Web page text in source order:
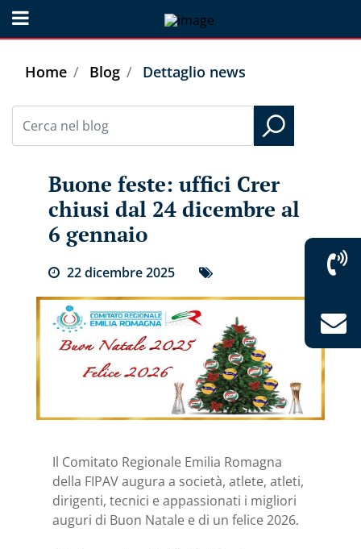
Open menu
Home Blog Dettaglio news
Buone feste: uffici Crer
chiusi dal 24 dicembre al
6 gennaio
22dicembre2025
Il Comitato Regionale Emilia Romagna
della FIPAV augura a società, atlete, atleti,
dirigenti, tecnici e appassionati i migliori
auguri di Buon Natale e di un felice 2026.